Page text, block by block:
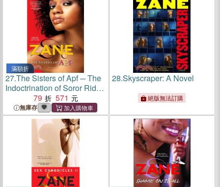
滿額折
27.The Sisters of Apf ─ The
Indoctrination of Soror Ride
79 571
無庫存
28.Skyscraper: A Novel
絕版無法訂購